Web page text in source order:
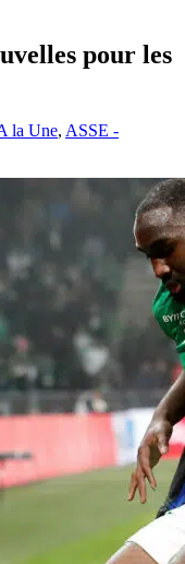
pour les
la Une, ASSE -